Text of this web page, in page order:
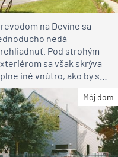
na Devíne sa
nedá
Pod strohým
sa však skrýva
iné vnútro, ako by ste
Môj dom